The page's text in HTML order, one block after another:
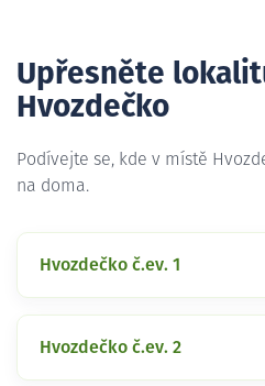
Upřesněte
Hvozdečko
Podívejte se, kde v místě
na doma.
Hvozdečko č.ev. 1
Hvozdečko č.ev. 2